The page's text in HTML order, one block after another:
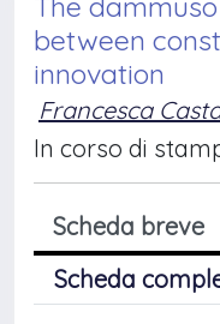
between
innovation
Francesca
In corso di
Scheda breve
Scheda